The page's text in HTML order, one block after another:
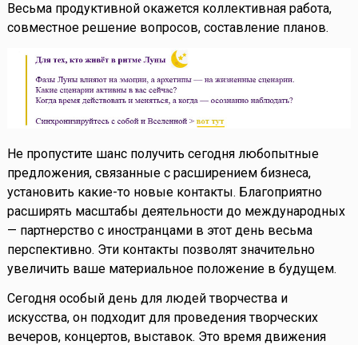
Весьма продуктивной окажется коллективная работа,
совместное решение вопросов, составление планов.
Не пропустите шанс получить сегодня любопытные
предложения, связанные с расширением бизнеса,
установить какие-то новые контакты. Благоприятно
расширять масштабы деятельности до международных
— партнерство с иностранцами в этот день весьма
перспективно. Эти контакты позволят значительно
увеличить ваше материальное положение в будущем.
Сегодня особый день для людей творчества и
искусства, он подходит для проведения творческих
вечеров, концертов, выставок. Это время движения